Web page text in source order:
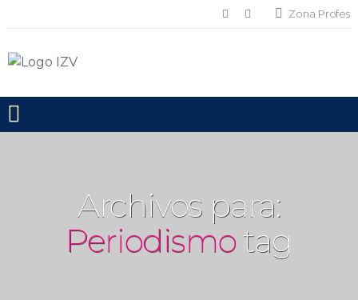
Zona Profes
Toggle mobile menu
Archivos para:
Periodismo tag